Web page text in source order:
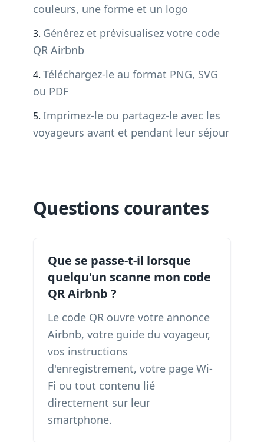
couleurs, une forme et un logo
Générez et prévisualisez votre code
QR Airbnb
Téléchargez-le au format PNG, SVG
ou PDF
Imprimez-le ou partagez-le avec les
voyageurs avant et pendant leur séjour
Questions courantes
Que se passe-t-il lorsque
quelqu'un scanne mon code
QR Airbnb ?
Le code QR ouvre votre annonce
Airbnb, votre guide du voyageur,
vos instructions
d'enregistrement, votre page Wi-
Fi ou tout contenu lié
directement sur leur
smartphone.